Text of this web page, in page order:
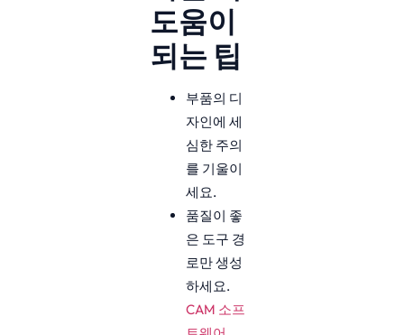
도움이
되는 팁
부품의 디
자인에 세
심한 주의
를 기울이
세요.
품질이 좋
은 도구 경
로만 생성
하세요.
CAM 소프